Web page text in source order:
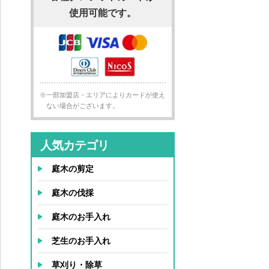
使用可能です。
※一部加盟店・エリアによりカードが使え
ない場合がございます。
人気カテゴリ
庭木の剪定
庭木の伐採
庭木のお手入れ
芝生のお手入れ
草刈り・除草